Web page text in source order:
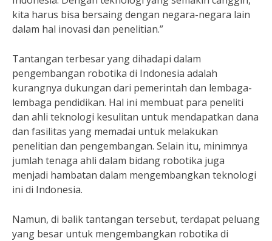
kita harus bisa bersaing dengan negara-negara lain
dalam hal inovasi dan penelitian.”
Tantangan terbesar yang dihadapi dalam
pengembangan robotika di Indonesia adalah
kurangnya dukungan dari pemerintah dan lembaga-
lembaga pendidikan. Hal ini membuat para peneliti
dan ahli teknologi kesulitan untuk mendapatkan dana
dan fasilitas yang memadai untuk melakukan
penelitian dan pengembangan. Selain itu, minimnya
jumlah tenaga ahli dalam bidang robotika juga
menjadi hambatan dalam mengembangkan teknologi
ini di Indonesia.
Namun, di balik tantangan tersebut, terdapat peluang
yang besar untuk mengembangkan robotika di